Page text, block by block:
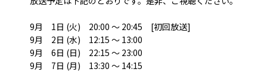
9月 1日 (火) 20:00 ～ 20:45 [初回放送]
9月 2日 (水) 12:15 ～ 13:00
9月 6日 (日) 22:15 ～ 23:00
9月 7日 (月) 13:30 ～ 14:15